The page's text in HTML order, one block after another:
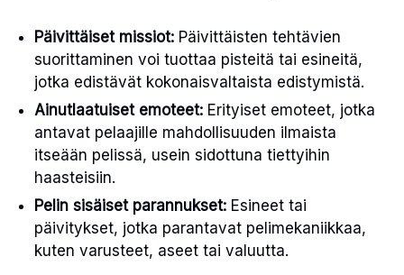
Päivittäiset missiot: Päivittäisten tehtävien
suorittaminen voi tuottaa pisteitä tai esineitä,
jotka edistävät kokonaisvaltaista edistymistä.
Ainutlaatuiset emoteet: Erityiset emoteet, jotka
antavat pelaajille mahdollisuuden ilmaista
itseään pelissä, usein sidottuna tiettyihin
haasteisiin.
Pelin sisäiset parannukset: Esineet tai
päivitykset, jotka parantavat pelimekaniikkaa,
kuten varusteet, aseet tai valuutta.